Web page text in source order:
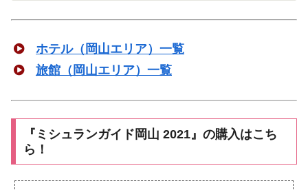
ホテル（岡山エリア）一覧
旅館（岡山エリア）一覧
『ミシュランガイド岡山 2021』の購入はこち
ら！